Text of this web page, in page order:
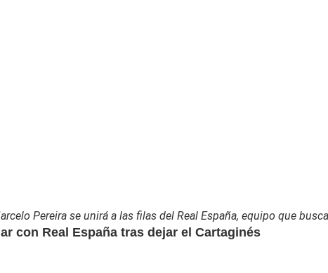
Pereira se unirá a las filas del Real España, equipo que
con Real España tras dejar el Cartaginés